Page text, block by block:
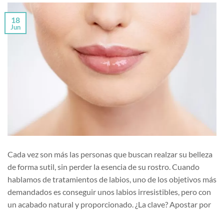
18
Jun
Cada vez son más las personas que buscan realzar su belleza
de forma sutil, sin perder la esencia de su rostro. Cuando
hablamos de tratamientos de labios, uno de los objetivos más
demandados es conseguir unos labios irresistibles, pero con
un acabado natural y proporcionado. ¿La clave? Apostar por